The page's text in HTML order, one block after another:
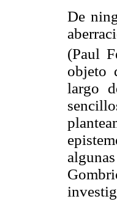
De
(Paul
objeto
largo